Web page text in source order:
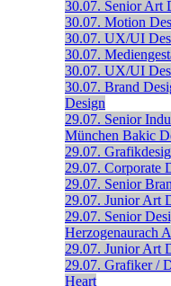
30.07. Senior Art
30.07. Motion
30.07. UX/UI
30.07.
30.07. UX/UI
30.07. Brand
Design
29.07. Senior
München Bakic
29.07.
29.07. Corporate
29.07. Senior
29.07. Junior Art
29.07. Senior
Herzogenaurach
29.07. Junior Art
29.07. Grafiker /
Heart